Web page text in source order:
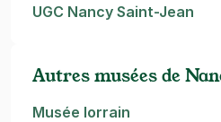
UGC Nancy Saint-Jean
Autres musées de
Musée lorrain